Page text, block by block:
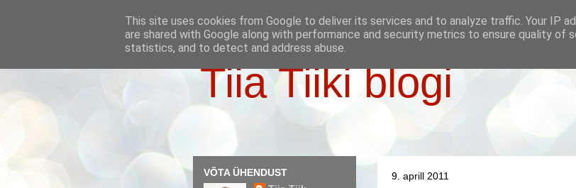
Tiia Tiiki blogi
9. aprill 2011
VÕTA ÜHENDUST
This site uses cookies from Google to deliver its services and to analyze traffic. Your IP
are shared with Google along with performance and security metrics to ensure quality of
statistics, and to detect and address abuse.